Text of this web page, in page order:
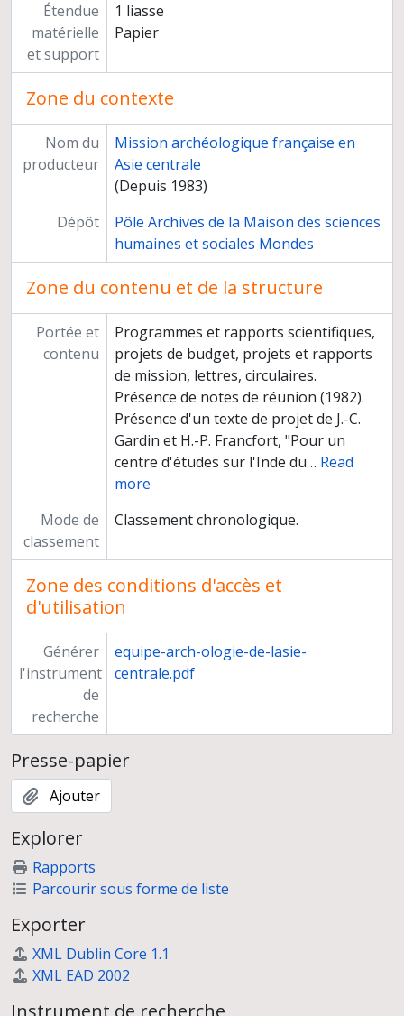
Étendue
matérielle
et support
1 liasse
Papier
Zone du contexte
Nom du
producteur
Mission archéologique française en
Asie centrale
(Depuis 1983)
Dépôt
Pôle Archives de la Maison des sciences
humaines et sociales Mondes
Zone du contenu et de la structure
Portée et
contenu
Programmes et rapports scientifiques,
projets de budget, projets et rapports
de mission, lettres, circulaires.
Présence de notes de réunion (1982).
Présence d'un texte de projet de J.-C.
Gardin et H.-P. Francfort, "Pour un
centre d'études sur l'Inde du… Read
more
Mode de
classement
Classement chronologique.
Zone des conditions d'accès et
d'utilisation
Générer
l'instrument
de
recherche
equipe-arch-ologie-de-lasie-
centrale.pdf
Presse-papier
Ajouter
Explorer
Rapports
Parcourir sous forme de liste
Exporter
XML Dublin Core 1.1
XML EAD 2002